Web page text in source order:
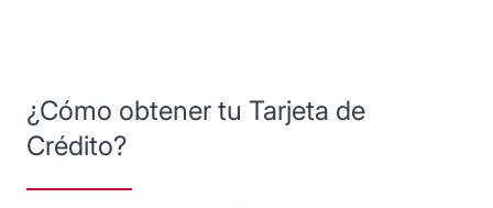
¿Cómo obtener tu Tarjeta de
Crédito?